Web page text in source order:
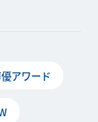
アワード